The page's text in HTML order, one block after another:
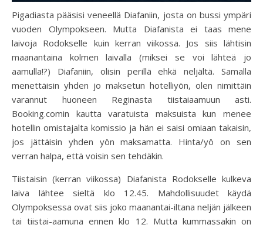
Pigadiasta pääsisi veneellä Diafaniin, josta on bussi ympäri
vuoden Olympokseen. Mutta Diafanista ei taas mene
laivoja Rodokselle kuin kerran viikossa. Jos siis lähtisin
maanantaina kolmen laivalla (miksei se voi lähteä jo
aamulla!?) Diafaniin, olisin perillä ehkä neljältä. Samalla
menettäisin yhden jo maksetun hotelliyön, olen nimittäin
varannut huoneen Reginasta tiistaiaamuun asti.
Booking.comin kautta varatuista maksuista kun menee
hotellin omistajalta komissio ja hän ei saisi omiaan takaisin,
jos jättäisin yhden yön maksamatta. Hinta/yö on sen
verran halpa, että voisin sen tehdäkin.
Tiistaisin (kerran viikossa) Diafanista Rodokselle kulkeva
laiva lähtee sieltä klo 12.45. Mahdollisuudet käydä
Olympoksessa ovat siis joko maanantai-iltana neljän jälkeen
tai tiistai-aamuna ennen klo 12. Mutta kummassakin on